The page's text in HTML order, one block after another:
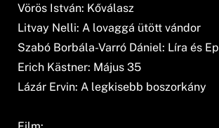
Vörös István: Kőválasz
Litvay Nelli: A lovaggá ütött vándor
Szabó Borbála-Varró Dániel: Líra és
Erich Kästner: Május 35
Lázár Ervin: A legkisebb boszorkány